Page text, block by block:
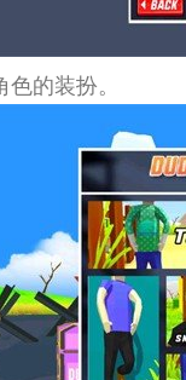
的装扮。